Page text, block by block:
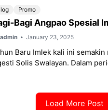
Promo
Bagi Angpao Spesial
admin January 23, 2025
Baru Imlek kali ini
Solis Swalayan. Dalam
Load More Post